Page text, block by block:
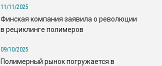
11/11/2025
Финская компания заявила о революции
в рециклинге полимеров
09/10/2025
Полимерный рынок погружается в